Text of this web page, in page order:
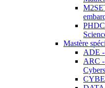
Mastère
ADE -
ARC -